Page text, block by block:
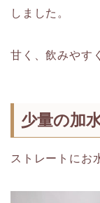
しました。
甘く、飲みやす
少量の加
ストレートにお